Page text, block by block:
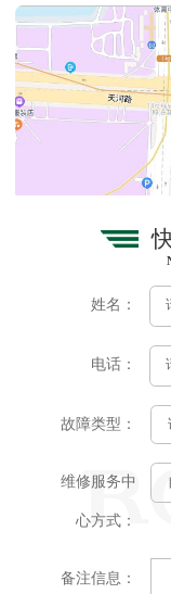
姓名：
电话：
故障类型：
维修服务中
心方式：
备注信息：